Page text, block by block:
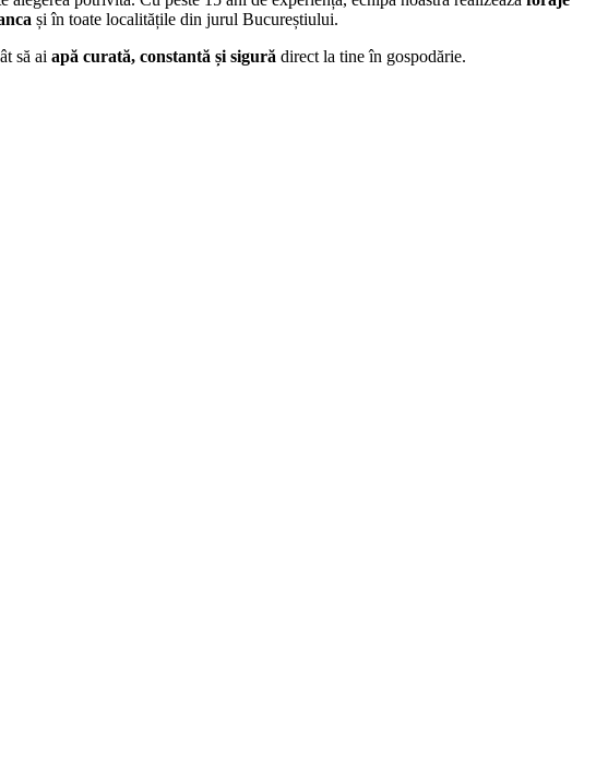
și în toate localitățile din jurul Bucureștiului.
să aiapă curată, constantă și sigură direct la tine în gospodărie.